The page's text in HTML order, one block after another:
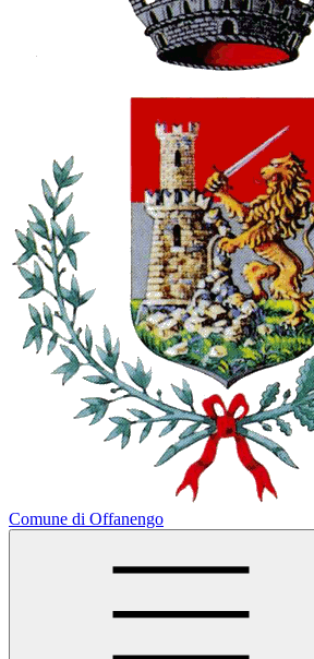
Comune di Offanengo